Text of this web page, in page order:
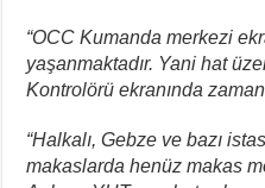
“OCC Kumanda merkezi
yaşanmaktadır. Yani hat
Kontrolörü ekranında
“Halkalı, Gebze ve bazı
makaslarda henüz makas